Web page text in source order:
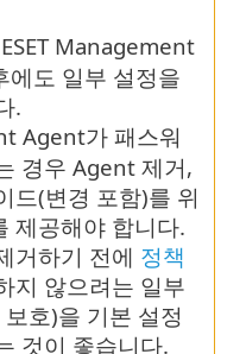
Management
도 일부 설정을
.
Agent가 패스워
경우 Agent 제거,
드(변경 포함)를 위
제공해야 합니다.
거하기 전에 정책
지 않으려는 일부
호)을 기본 설정
것이 좋습니다.